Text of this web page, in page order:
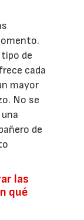
de
cada
mayor
No se
de
las
qué